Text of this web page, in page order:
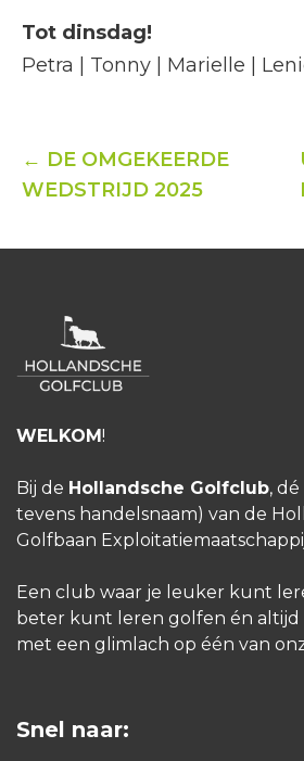
Tot dinsdag!
Petra | Tonny | Marielle |
← DE OMGEKEERDE
WEDSTRIJD 2025
WELKOM!
Bij de Hollandsche Golfclub,
tevens handelsnaam) van de
Golfbaan
Een club waar je leuker kunt
beter kunt leren golfen én
met een glimlach op één van
Snel naar: